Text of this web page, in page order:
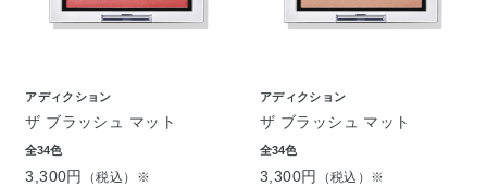
アディクション
ザ ブラッシュ マット
全34色
3,300円 （税込）※
アディクション
ザ ブラッシュ マット
全34色
3,300円 （税込）※